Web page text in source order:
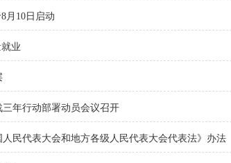
月10日启动
业
年行动部署动员会议召开
民代表大会和地方各级人民代表大会代表法》办法